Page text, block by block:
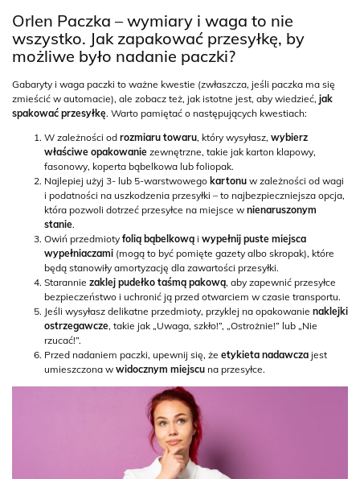
Orlen Paczka – wymiary i waga to nie
wszystko. Jak zapakować przesyłkę, by
możliwe było nadanie paczki?
Gabaryty i waga paczki to ważne kwestie (zwłaszcza, jeśli paczka ma się
zmieścić w automacie), ale zobacz też, jak istotne jest, aby wiedzieć, jak
spakować przesyłkę. Warto pamiętać o następujących kwestiach:
W zależności od rozmiaru towaru, który wysyłasz, wybierz
właściwe opakowanie zewnętrzne, takie jak karton klapowy,
fasonowy, koperta bąbelkowa lub foliopak.
Najlepiej użyj 3- lub 5-warstwowego kartonu w zależności od wagi
i podatności na uszkodzenia przesyłki – to najbezpieczniejsza opcja,
która pozwoli dotrzeć przesyłce na miejsce w nienaruszonym
stanie.
Owiń przedmioty folią bąbelkową i wypełnij puste miejsca
wypełniaczami (mogą to być pomięte gazety albo skropak), które
będą stanowiły amortyzację dla zawartości przesyłki.
Starannie zaklej pudełko taśmą pakową, aby zapewnić przesyłce
bezpieczeństwo i uchronić ją przed otwarciem w czasie transportu.
Jeśli wysyłasz delikatne przedmioty, przyklej na opakowanie naklejki
ostrzegawcze, takie jak „Uwaga, szkło!”, „Ostrożnie!” lub „Nie
rzucać!”.
Przed nadaniem paczki, upewnij się, że etykieta nadawcza jest
umieszczona w widocznym miejscu na przesyłce.